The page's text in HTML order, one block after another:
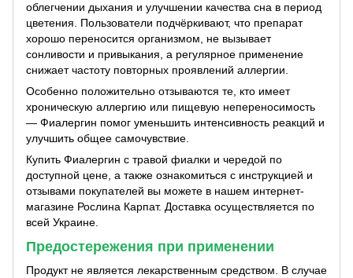
облегчении дыхания и улучшении качества сна в период
цветения. Пользователи подчёркивают, что препарат
хорошо переносится организмом, не вызывает
сонливости и привыкания, а регулярное применение
снижает частоту повторных проявлений аллергии.
Особенно положительно отзываются те, кто имеет
хроническую аллергию или пищевую непереносимость
— Фиалергин помог уменьшить интенсивность реакций и
улучшить общее самочувствие.
Купить Фиалергин с травой фиалки и чередой по
доступной цене, а также ознакомиться с инструкцией и
отзывами покупателей вы можете в нашем интернет-
магазине Рослина Карпат. Доставка осуществляется по
всей Украине.
Предостережения при применении
Продукт не является лекарственным средством. В случае